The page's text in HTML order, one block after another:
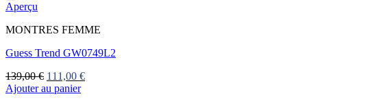
Aperçu
MONTRES FEMME
Guess Trend GW0749L2
139,00€ Le
prix
111,00 €Le
Ajouter au panier